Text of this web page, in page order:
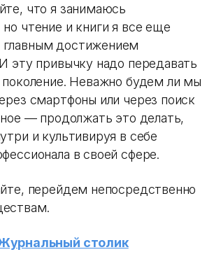
что я занимаюсь
чтение и книги я все еще
достижением
эту привычку надо передавать
поколение. Неважно будем ли мы
смартфоны или через поиск
— продолжать это делать,
и культивируя в себе
в своей сфере.
перейдем непосредственно
столик